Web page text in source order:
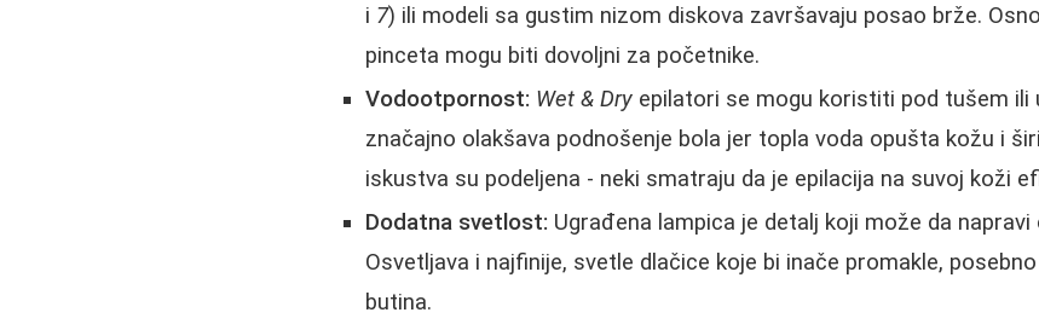
i 7) ili modeli sa gustim nizom diskova završavaju posao brže.
pinceta mogu biti dovoljni za početnike.
Vodootpornost: Wet & Dry epilatori se mogu koristiti pod tušem ili
značajno olakšava podnošenje bola jer topla voda opušta kožu i
iskustva su podeljena - neki smatraju da je epilacija na suvoj koži
Dodatna svetlost: Ugrađena lampica je detalj koji može da
Osvetljava i najfinije, svetle dlačice koje bi inače promakle,
butina.